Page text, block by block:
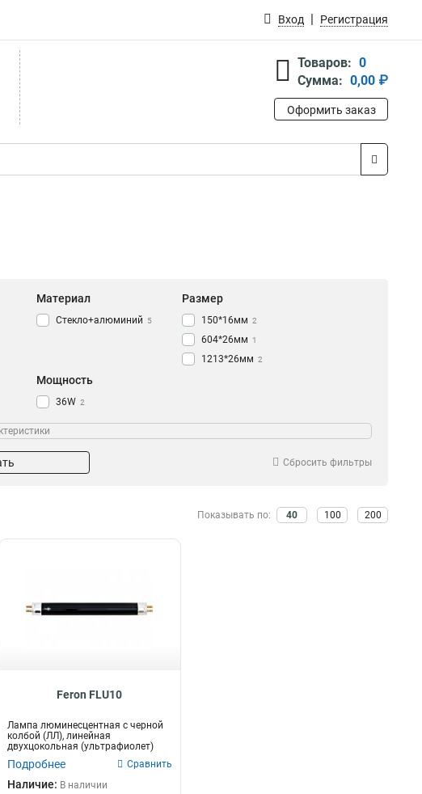
Вход Регистрация
Товаров: 0
Сумма: 0,00 ₽
Оформить заказ
Материал
Стекло+алюминий 5
Размер
150*16мм 2
604*26мм 1
1213*26мм 2
Мощность
36W 2
18W 1
4W 2
Сбросить фильтры
Показывать по: 40 100 200
Feron FLU10
Лампа люминесцентная с черной
колбой (ЛЛ), линейная
двухцокольная (ультрафиолет)
FERON FLU10, T...
Подробнее Сравнить
Наличие: В наличии